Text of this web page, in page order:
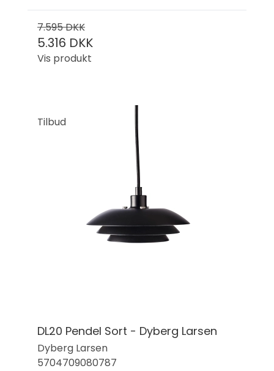
7.595 DKK
5.316 DKK
Vis produkt
Tilbud
DL20 Pendel Sort - Dyberg Larsen
Dyberg Larsen
5704709080787